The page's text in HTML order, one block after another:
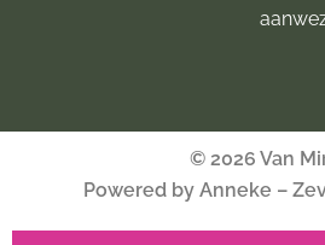
© 2026 Van
Powered by Anneke –